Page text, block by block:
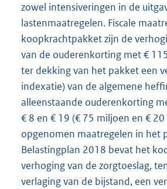
zowel intensiveringen in de
lastenmaatregelen. Fiscale
koopkrachtpakket zijn de
van de ouderenkorting met €
ter dekking van het pakket een
indexatie) van de algemene
alleenstaande ouderenkorting
€ 8 en € 19 (€ 75 miljoen en €
opgenomen maatregelen in het
Belastingplan 2018 bevat het
verhoging van de zorgtoeslag,
verlaging van de bijstand, een